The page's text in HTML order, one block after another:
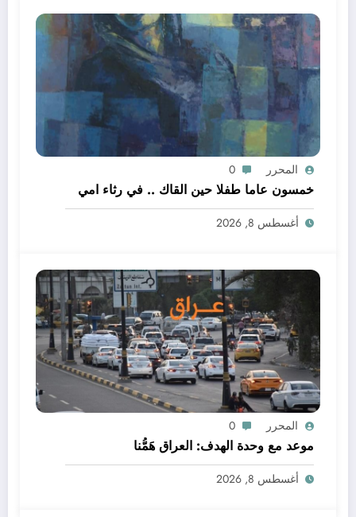
المحرر 0
خمسون عاما طفلا حين القاك .. في رثاء امي
أغسطس 8, 2026
المحرر 0
موعد مع وحدة الهدف: العراق هَمُّنا
أغسطس 8, 2026